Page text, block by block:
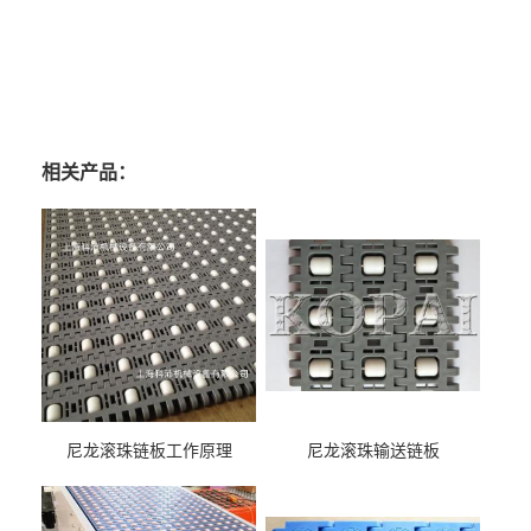
相关产品：
尼龙滚珠链板工作原理 尼龙滚珠输送链板